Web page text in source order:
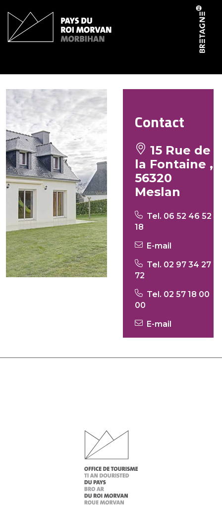
Contact
15 Rue de
la Fontaine ,
56320
Meslan
Tel. 06 52 46 52
18
E-mail
Tel. 02 97 34 27
72
Tel. 02 57 18 00
00
E-mail